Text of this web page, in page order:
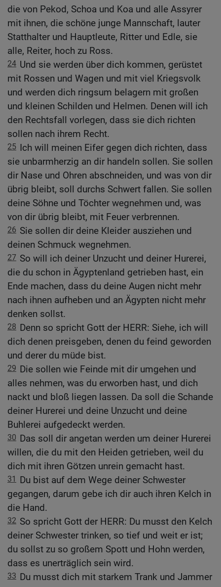
die von Pekod, Schoa und Koa und alle Assyrer
mit ihnen, die schöne junge Mannschaft, lauter
Statthalter und Hauptleute, Ritter und Edle, sie
alle, Reiter, hoch zu Ross.
24 Und sie werden über dich kommen, gerüstet
mit Rossen und Wagen und mit viel Kriegsvolk
und werden dich ringsum belagern mit großen
und kleinen Schilden und Helmen. Denen will ich
den Rechtsfall vorlegen, dass sie dich richten
sollen nach ihrem Recht.
25 Ich will meinen Eifer gegen dich richten, dass
sie unbarmherzig an dir handeln sollen. Sie sollen
dir Nase und Ohren abschneiden, und was von dir
übrig bleibt, soll durchs Schwert fallen. Sie sollen
deine Söhne und Töchter wegnehmen und, was
von dir übrig bleibt, mit Feuer verbrennen.
26 Sie sollen dir deine Kleider ausziehen und
deinen Schmuck wegnehmen.
27 So will ich deiner Unzucht und deiner Hurerei,
die du schon in Ägyptenland getrieben hast, ein
Ende machen, dass du deine Augen nicht mehr
nach ihnen aufheben und an Ägypten nicht mehr
denken sollst.
28 Denn so spricht Gott der HERR: Siehe, ich will
dich denen preisgeben, denen du feind geworden
und derer du müde bist.
29 Die sollen wie Feinde mit dir umgehen und
alles nehmen, was du erworben hast, und dich
nackt und bloß liegen lassen. Da soll die Schande
deiner Hurerei und deine Unzucht und deine
Buhlerei aufgedeckt werden.
30 Das soll dir angetan werden um deiner Hurerei
willen, die du mit den Heiden getrieben, weil du
dich mit ihren Götzen unrein gemacht hast.
31
Du bist auf dem Wege deiner Schwester
gegangen, darum gebe ich dir auch ihren Kelch in
die Hand.
32 So spricht Gott der HERR: Du musst den Kelch
deiner Schwester trinken, so tief und weit er ist;
du sollst zu so großem Spott und Hohn werden,
dass es unerträglich sein wird.
33 Du musst dich mit starkem Trank und Jammer